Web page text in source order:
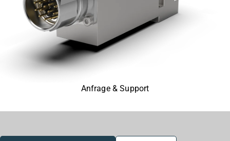
Anfrage & Support